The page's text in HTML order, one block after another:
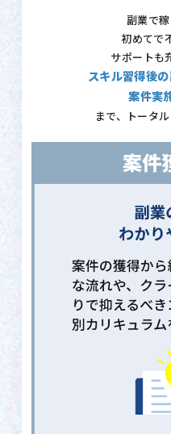
副業で
初めてで
サポートも
スキル習得後
案件実
まで、トータ